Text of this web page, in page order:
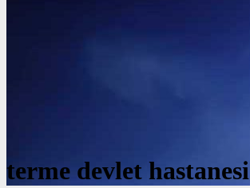
terme devlet hastanesi